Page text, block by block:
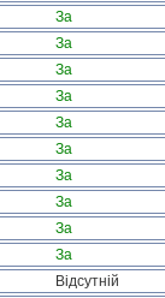
За
За
За
За
За
За
За
За
За
За
Відсутній